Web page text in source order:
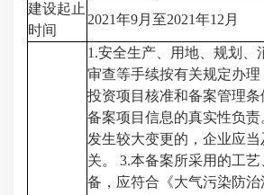
建设起止
时间
2021年9月至2021年12月
1.安全生产、用地、规划、
审查等手续按有关规定办理
投资项目核准和备案管理
备案项目信息的真实性负
发生较大变更的，企业应
关。 3.本备案所采用的工
备，应符合《大气污染防